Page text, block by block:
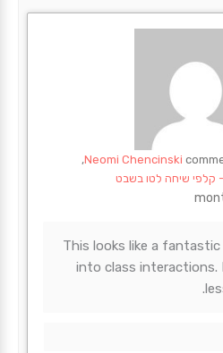
Neomi Chencinski
קלפי שיחה לטו בשבט
This looks like a
into class interactions.